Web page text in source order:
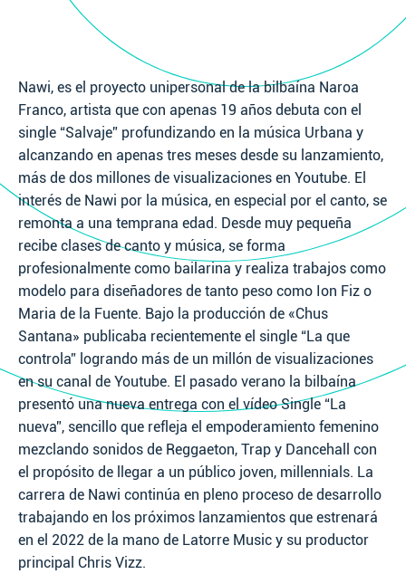
Nawi, es el proyecto unipersonal de la bilbaína Naroa
Franco, artista que con apenas 19 años debuta con el
single “Salvaje” profundizando en la música Urbana y
alcanzando en apenas tres meses desde su lanzamiento,
más de dos millones de visualizaciones en Youtube. El
interés de Nawi por la música, en especial por el canto, se
remonta a una temprana edad. Desde muy pequeña
recibe clases de canto y música, se forma
profesionalmente como bailarina y realiza trabajos como
modelo para diseñadores de tanto peso como Ion Fiz o
Maria de la Fuente. Bajo la producción de «Chus
Santana» publicaba recientemente el single “La que
controla” logrando más de un millón de visualizaciones
en su canal de Youtube. El pasado verano la bilbaína
presentó una nueva entrega con el vídeo Single “La
nueva”, sencillo que refleja el empoderamiento femenino
mezclando sonidos de Reggaeton, Trap y Dancehall con
el propósito de llegar a un público joven, millennials. La
carrera de Nawi continúa en pleno proceso de desarrollo
trabajando en los próximos lanzamientos que estrenará
en el 2022 de la mano de Latorre Music y su productor
principal Chris Vizz.